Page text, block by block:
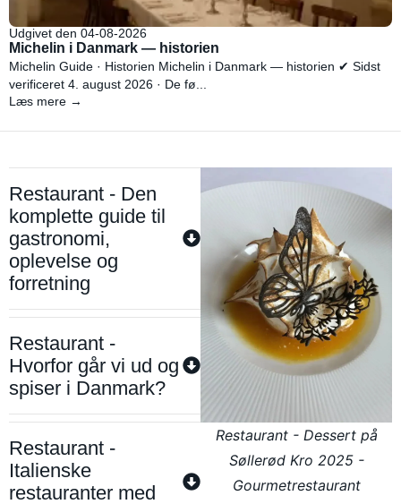
Udgivet den 04-08-2026
Michelin i Danmark — historien
Michelin Guide · Historien Michelin i Danmark — historien ✔ Sidst
verificeret 4. august 2026 · De fø...
Læs mere →
Restaurant - Den
komplette guide til
gastronomi,
oplevelse og
forretning
Restaurant -
Hvorfor går vi ud og
spiser i Danmark?
Restaurant -
Italienske
restauranter med
Restaurant - Dessert på
Søllerød Kro 2025 -
Gourmetrestaurant